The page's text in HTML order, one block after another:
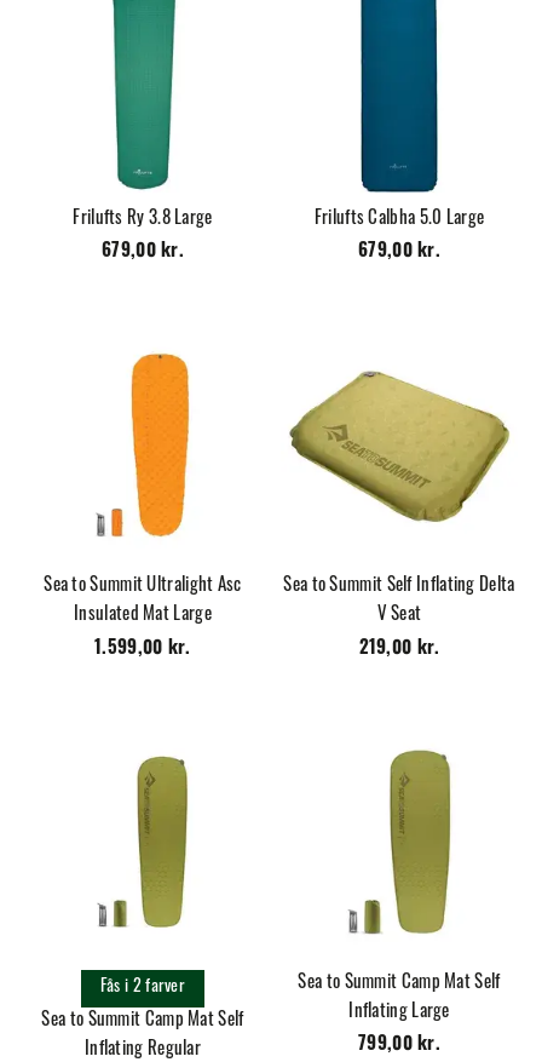
Frilufts Ry 3.8 Large
679,00 kr.
Frilufts Calbha 5.0 Large
679,00 kr.
Sea to Summit Ultralight Asc
Insulated Mat Large
1.599,00 kr.
Sea to Summit Self Inflating Delta
V Seat
219,00 kr.
Sea to Summit Camp Mat Self
Inflating Regular
Fås i 2 farver
Sea to Summit Camp Mat Self
Inflating Large
799,00 kr.